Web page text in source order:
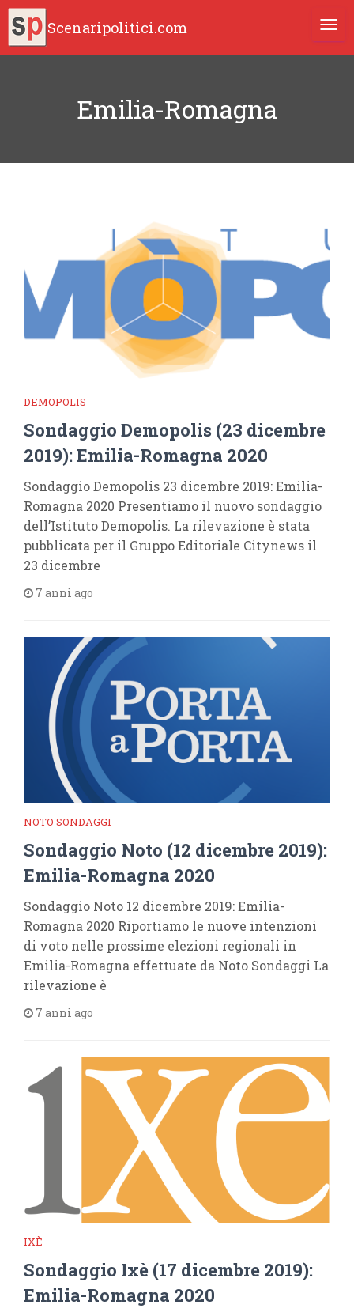
Scenaripolitici.com
Emilia-Romagna
DEMOPOLIS
Sondaggio Demopolis (23 dicembre
2019): Emilia-Romagna 2020
Sondaggio Demopolis 23 dicembre 2019: Emilia-
Romagna 2020 Presentiamo il nuovo sondaggio
dell’Istituto Demopolis. La rilevazione è stata
pubblicata per il Gruppo Editoriale Citynews il
23 dicembre
7 anni ago
NOTO SONDAGGI
Sondaggio Noto (12 dicembre 2019):
Emilia-Romagna 2020
Sondaggio Noto 12 dicembre 2019: Emilia-
Romagna 2020 Riportiamo le nuove intenzioni
di voto nelle prossime elezioni regionali in
Emilia-Romagna effettuate da Noto Sondaggi La
rilevazione è
7 anni ago
IXÈ
Sondaggio Ixè (17 dicembre 2019):
Emilia-Romagna 2020